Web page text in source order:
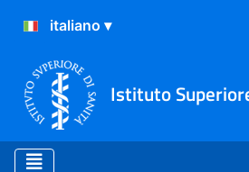
Istituto